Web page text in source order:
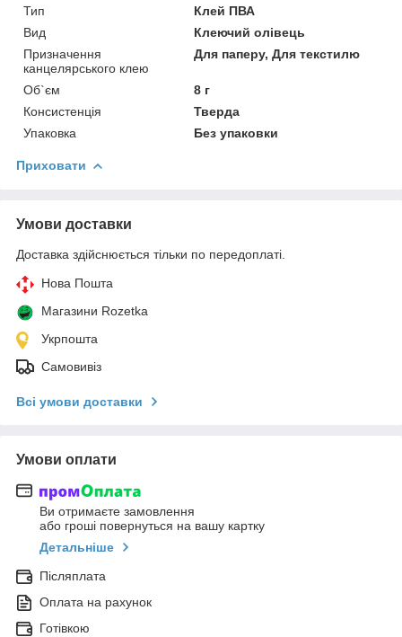
Тип
Клей ПВА
Вид
Клеючий олівець
Призначення
канцелярського клею
Для паперу, Для текстилю
Об`єм
8 г
Консистенція
Тверда
Упаковка
Без упаковки
Приховати
Умови доставки
Доставка здійснюється тільки по передоплаті.
Нова Пошта
Магазини Rozetka
Укрпошта
Самовивіз
Всі умови доставки
Умови оплати
Ви отримаєте замовлення
або гроші повернуться на вашу картку
Детальніше
Післяплата
Оплата на рахунок
Готівкою